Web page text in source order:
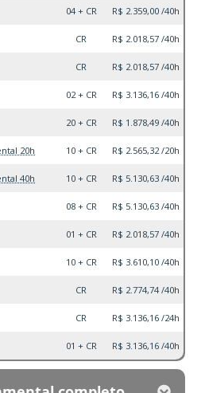
04 + CR R$ 2.359,00 /40h
CR R$ 2.018,57 /40h
CR R$ 2.018,57 /40h
02 + CR R$ 3.136,16 /40h
20 + CR R$ 1.878,49 /40h
20h 10 + CR R$ 2.565,32 /20h
40h 10 + CR R$ 5.130,63 /40h
08 + CR R$ 5.130,63 /40h
01 + CR R$ 2.018,57 /40h
10 + CR R$ 3.610,10 /40h
CR R$ 2.774,74 /40h
CR R$ 3.136,16 /24h
01 + CR R$ 3.136,16 /40h